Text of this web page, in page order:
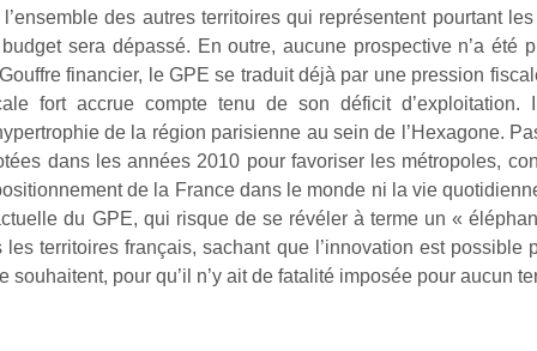
des autres territoires qui représentent pourtant
sera dépassé. En outre, aucune prospective n’a été
financier, le GPE se traduit déjà par une pression
fort accrue compte tenu de son déficit
de la région parisienne au sein de l’Hexagone.
dans les années 2010 pour favoriser les métropoles,
de la France dans le monde ni la vie
du GPE, qui risque de se révéler à terme un «
territoires français, sachant que l’innovation est possible
souhaitent, pour qu’il n’y ait de fatalité imposée pour aucun